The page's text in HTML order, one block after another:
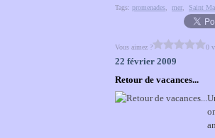
Tags: promenades mer Saint
Vous aimez ? 0
22 février 2009
Retour de vacances...